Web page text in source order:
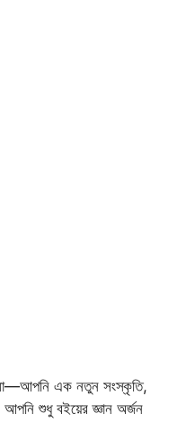
এক নতুন সংস্কৃতি,
আপনি শুধু বইয়ের জ্ঞান অর্জন